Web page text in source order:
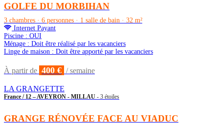
GOLFE DU MORBIHAN
3 chambres · 6 personnes · 1 salle de bain · 32 m²
Internet Payant
Piscine : OUI
Ménage : Doit être réalisé par les vacanciers
Linge de maison : Doit être apporté par les vacanciers
À partir de 400 € / semaine
LA GRANGETTE
France / 12 – AVEYRON - MILLAU - 3 étoiles
GRANGE RÉNOVÉE FACE AU VIADUC